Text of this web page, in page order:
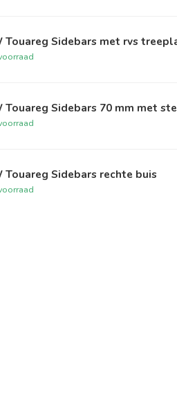
Touareg Sidebars met rvs
Touareg Sidebars 70 mm met
Touareg Sidebars rechte buis